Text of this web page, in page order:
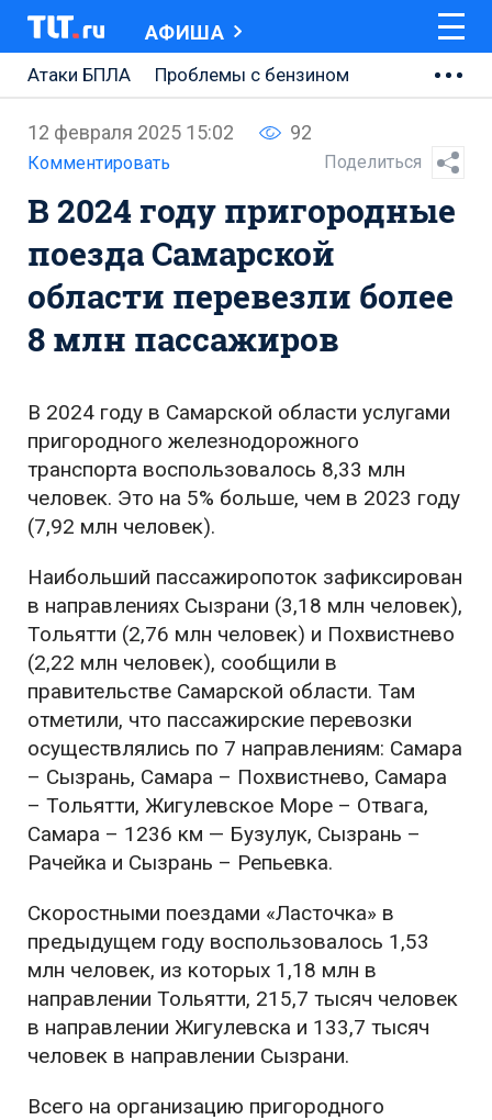
АФИША
Атаки БПЛА
Проблемы с бензином
АВТОВАЗ
Ремонт Центральной площади
Ремонт Обводного шоссе
Набережная Тольятти
Неделя Тольятти
12 февраля 2025 15:02 92
Комментировать Поделиться
В 2024 году пригородные
поезда Самарской
области перевезли более
8 млн пассажиров
В 2024 году в Самарской области услугами
пригородного железнодорожного
транспорта воспользовалось 8,33 млн
человек. Это на 5% больше, чем в 2023 году
(7,92 млн человек).
Наибольший пассажиропоток зафиксирован
в направлениях Сызрани (3,18 млн человек),
Тольятти (2,76 млн человек) и Похвистнево
(2,22 млн человек), сообщили в
правительстве Самарской области. Там
отметили, что пассажирские перевозки
осуществлялись по 7 направлениям: Самара
– Сызрань, Самара – Похвистнево, Самара
– Тольятти, Жигулевское Море – Отвага,
Самара – 1236 км — Бузулук, Сызрань –
Рачейка и Сызрань – Репьевка.
Скоростными поездами «Ласточка» в
предыдущем году воспользовалось 1,53
млн человек, из которых 1,18 млн в
направлении Тольятти, 215,7 тысяч человек
в направлении Жигулевска и 133,7 тысяч
человек в направлении Сызрани.
Всего на организацию пригородного